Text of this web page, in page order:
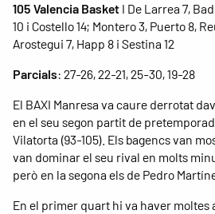
105 Valencia Basket I De Larrea 7,
10 i Costello 14; Montero 3, Puerto 8,
Arostegui 7, Happ 8 i Sestina 12
Parcials: 27-26, 22-21, 25-30, 19-28
El BAXI Manresa va caure derrotat
en el seu segon partit de
Vilatorta (93-105). Els bagencs van
van dominar el seu rival en molts
però en la segona els de Pedro
En el primer quart hi va haver moltes